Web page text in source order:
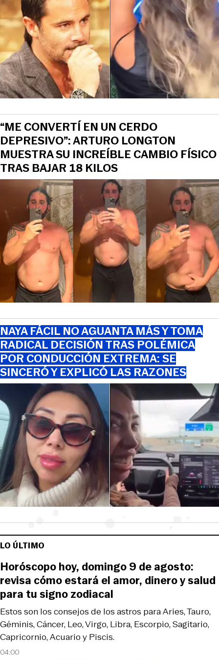
View this post on Instagram
“ME CONVERTÍ EN UN CERDO
DEPRESIVO”: ARTURO LONGTON
MUESTRA SU INCREÍBLE CAMBIO FÍSICO
TRAS BAJAR 18 KILOS
NAYA FÁCIL NO AGUANTA MÁS Y TOMA
RADICAL DECISIÓN TRAS POLÉMICA
POR CONDUCCIÓN EXTREMA: SE
SINCERÓ Y EXPLICÓ LAS RAZONES
LO ÚLTIMO
04:00
Estos son los consejos de los astros para Aries, Tauro,
Géminis, Cáncer, Leo, Virgo, Libra, Escorpio, Sagitario,
Capricornio, Acuario y Piscis.
Horóscopo hoy, domingo 9 de agosto:
revisa cómo estará el amor, dinero y salud
para tu signo zodiacal